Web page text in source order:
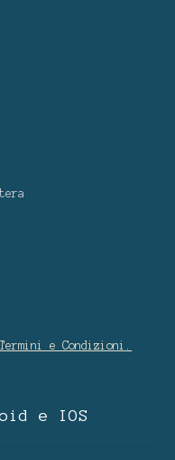
Termini e Condizioni.
e IOS